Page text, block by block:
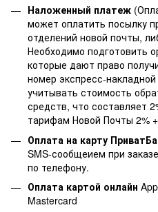
Наложенный платеж
может оплатить посылку
отделений новой почты,
Необходимо подготовить
которые дают право
номер экспресс-
учитывать стоимость
средств, что составляет
тарифам Новой Почты 2%
Оплата на карту
SMS-сообщеием при
по телефону.
Оплата картой онлайн
Mastercard